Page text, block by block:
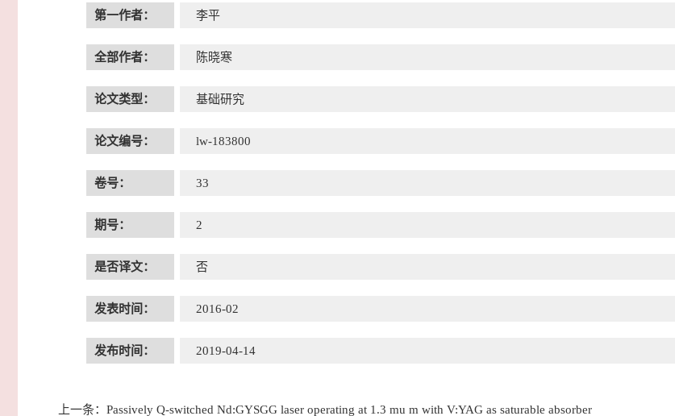
第一作者： 李平
全部作者： 陈晓寒
论文类型： 基础研究
论文编号： lw-183800
卷号： 33
期号： 2
是否译文： 否
发表时间： 2016-02
发布时间： 2019-04-14
上一条： Passively Q-switched Nd:GYSGG laser operating at 1.3 mu m with V:YAG as saturable absorber